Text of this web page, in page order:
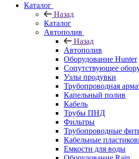
Каталог
Назад
Каталог
Автополив
Назад
Автополив
Оборудование Hunter
Сопутствующее
Узлы продувки
Трубопроводная
Капельный полив
Кабель
Трубы ПНД
Фильтры
Трубопроводные
Кабельные
Емкости для воды